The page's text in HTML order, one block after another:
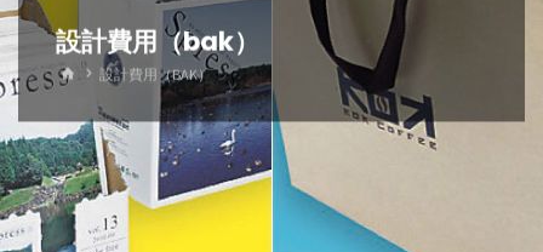
ッ
プ
設計費用（bak）
ホ 設計費用（BAK）